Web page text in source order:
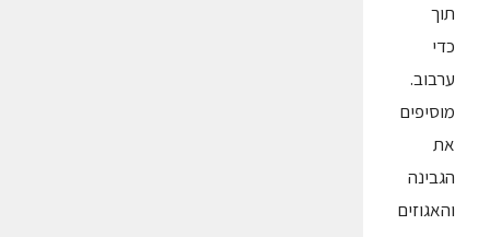
תוך
כדי
ערבוב.
מוסיפים
את
הגבינה
והאגוזים